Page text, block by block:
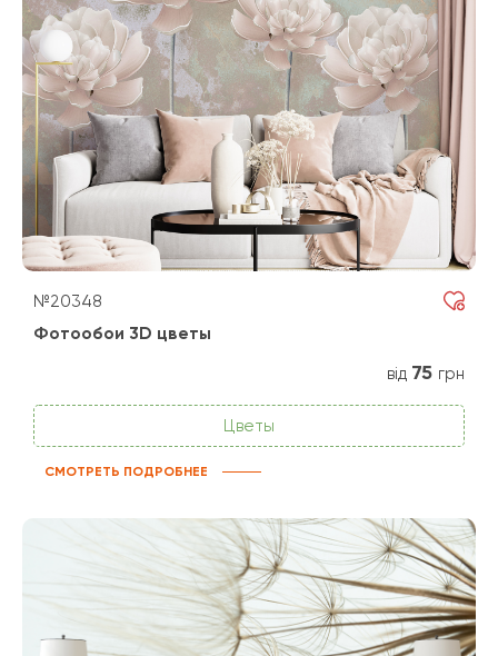
№20348
Фотообои 3D цветы
від 75 грн
Цветы
СМОТРЕТЬ ПОДРОБНЕЕ